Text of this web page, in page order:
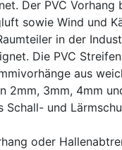
Der PVC Vorhang
sowie Wind und
in der
Die PVC
aus
2mm, 3mm, 4mm
Schall- und
oder